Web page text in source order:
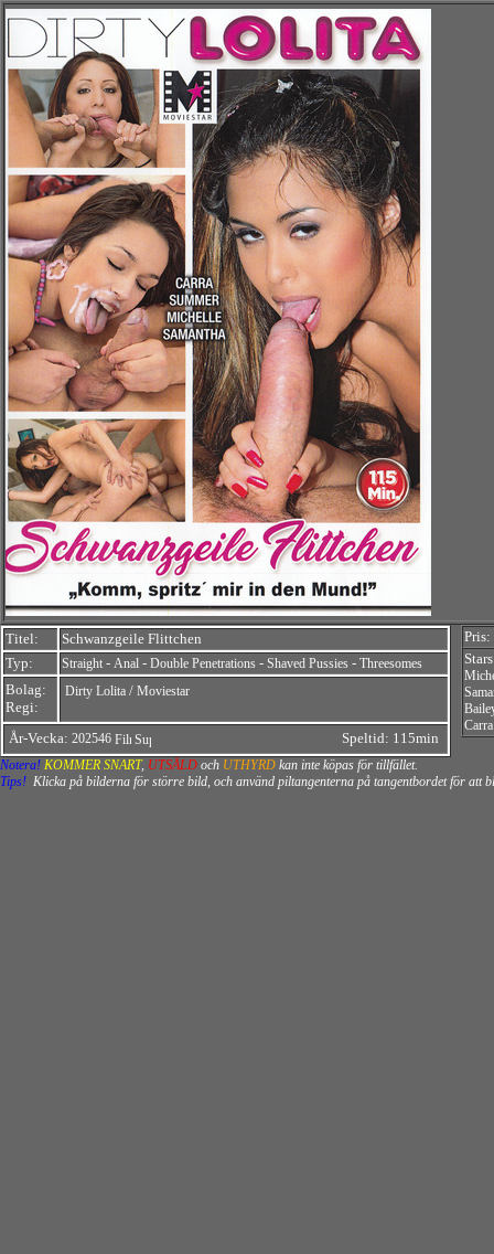
Titel:
Schwanzgeile Flittchen
Typ:
Straight - Anal - Double Penetrations - Shaved Pussies - Threesomes
Bolag:
Regi:
Dirty Lolita / Moviestar
År-Vecka: 202546 Speltid: 115min
Carra
Notera! KOMMER SNART, UTSÅLD och UTHYRD kan inte köpas för tillfället.
Tips! Klicka på bilderna för större bild, och använd piltangenterna på tangentbordet för att